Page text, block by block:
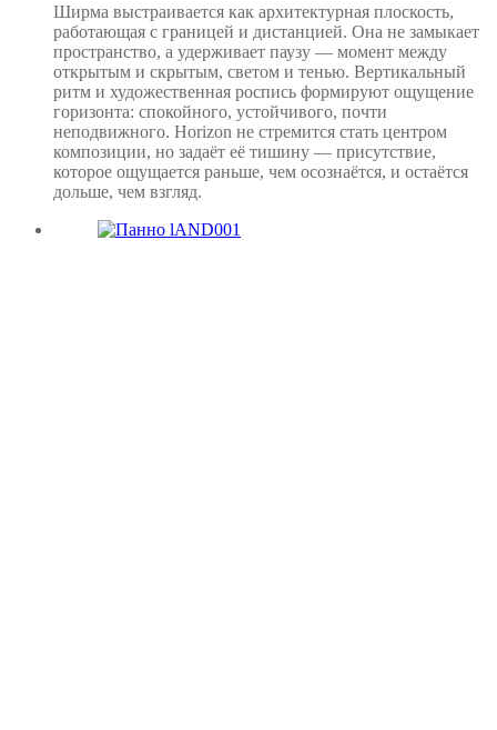
Ширма выстраивается как архитектурная плоскость,
работающая с границей и дистанцией. Она не замыкает
пространство, а удерживает паузу — момент между
открытым и скрытым, светом и тенью. Вертикальный
ритм и художественная роспись формируют ощущение
горизонта: спокойного, устойчивого, почти
неподвижного. Horizon не стремится стать центром
композиции, но задаёт её тишину — присутствие,
которое ощущается раньше, чем осознаётся, и остаётся
дольше, чем взгляд.